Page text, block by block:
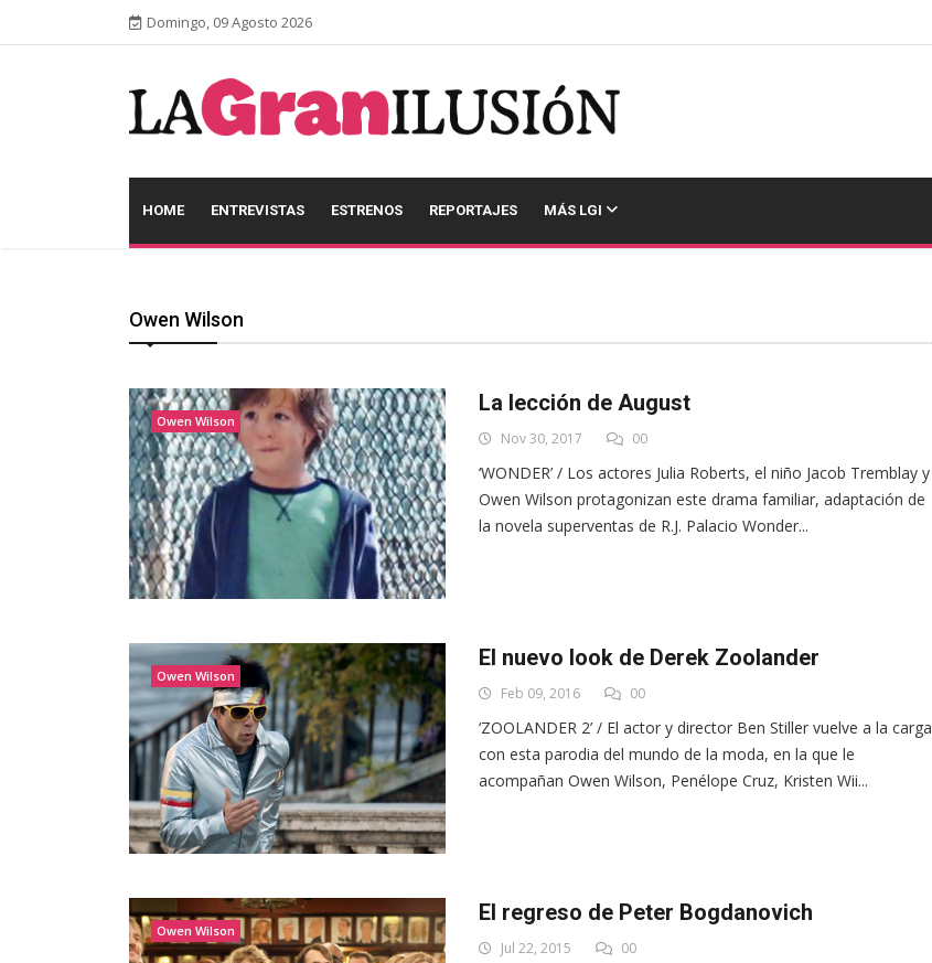
Domingo, 09 Agosto 2026
HOME ENTREVISTAS ESTRENOS REPORTAJES MÁS LGI
Owen Wilson
Owen Wilson
La lección de August
Nov 30, 2017 00
‘WONDER’ / Los actores Julia Roberts, el niño Jacob Tremblay y
Owen Wilson protagonizan este drama familiar, adaptación de
la novela superventas de R.J. Palacio Wonder...
Owen Wilson
El nuevo look de Derek Zoolander
Feb 09, 2016 00
‘ZOOLANDER 2’ / El actor y director Ben Stiller vuelve a la carga
con esta parodia del mundo de la moda, en la que le
acompañan Owen Wilson, Penélope Cruz, Kristen Wii...
Owen Wilson
El regreso de Peter Bogdanovich
Jul 22, 2015 00